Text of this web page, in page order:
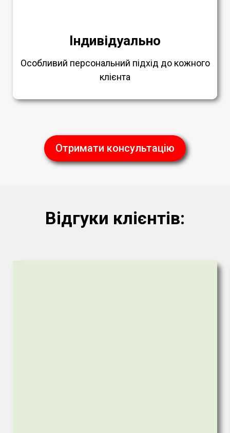
Індивідуально
Особливий персональний підхід до кожного
клієнта
Отримати консультацію
Відгуки клієнтів: